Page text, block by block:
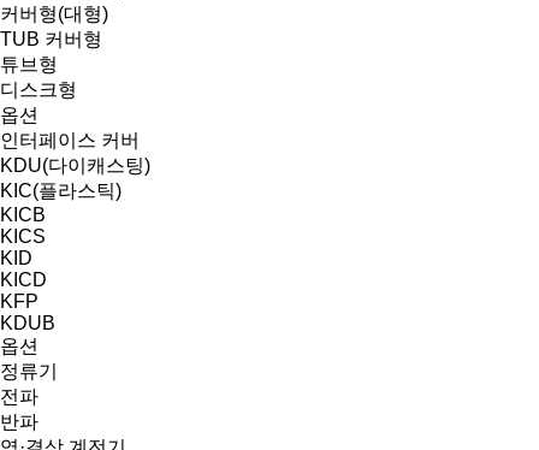
커버형(대형)
TUB 커버형
튜브형
디스크형
옵션
인터페이스 커버
KDU(다이캐스팅)
KIC(플라스틱)
KICB
KICS
KID
KICD
KFP
KDUB
옵션
정류기
전파
반파